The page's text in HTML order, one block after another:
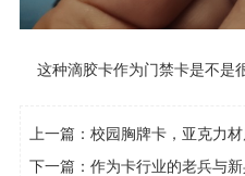
这种滴胶卡作为门禁卡是不是
上一篇：校园胸牌卡，亚克力
下一篇：作为卡行业的老兵与